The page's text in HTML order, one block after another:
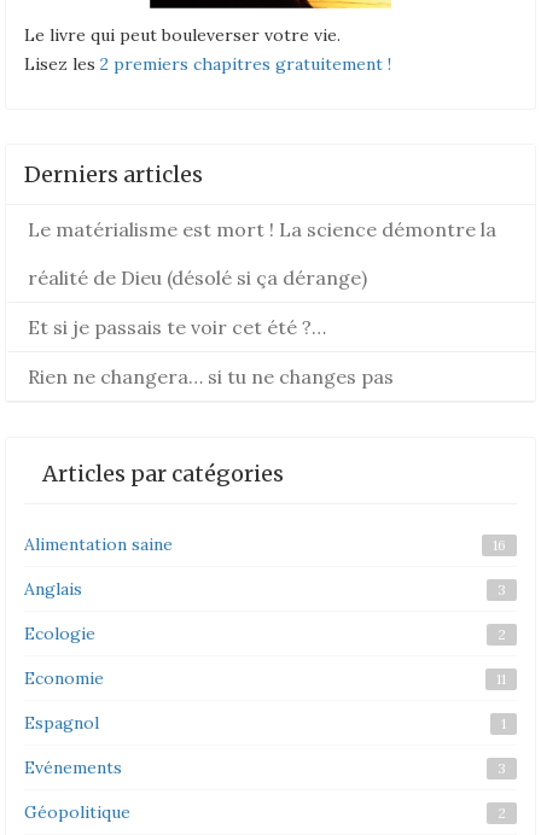
Le livre qui peut bouleverser votre vie.
Lisez les 2 premiers chapitres gratuitement !
Derniers articles
Le matérialisme est mort ! La science démontre la
réalité de Dieu (désolé si ça dérange)
Et si je passais te voir cet été ?…
Rien ne changera… si tu ne changes pas
Articles par catégories
Alimentation saine 16
Anglais 3
Ecologie 2
Economie 11
Espagnol 1
Evénements 3
Géopolitique 2